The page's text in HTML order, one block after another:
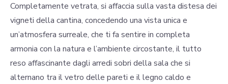
Completamente vetrata, si affaccia sulla vasta distesa dei
vigneti della cantina, concedendo una vista unica e
un’atmosfera surreale, che ti fa sentire in completa
armonia con la natura e l’ambiente circostante, il tutto
reso affascinante dagli arredi sobri della sala che si
alternano tra il vetro delle pareti e il legno caldo e